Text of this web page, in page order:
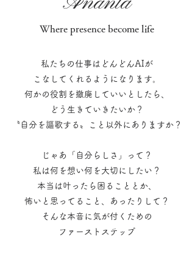
Where presence become life
私たちの仕事はどんどんAIが
こなしてくれるようになります。
何かの役割を撤廃していいとしたら、
どう生きていきたいか？
〝自分を謳歌する〟こと以外にありますか？
​じゃあ「自分らしさ」って？
私は何を想い何を大切にしたい？
本当は叶ったら困ることとか、
怖いと思ってること、あったりして？
そんな本音に気が付くための
ファーストステップ​